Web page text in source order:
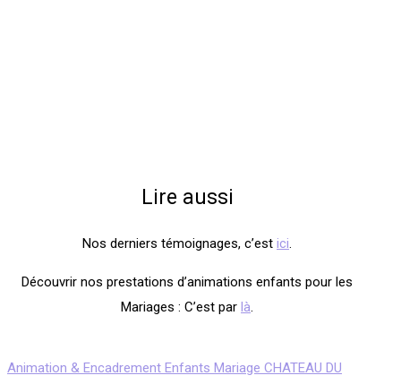
Lire aussi
Nos derniers témoignages, c’est ici.
Découvrir nos prestations d’animations enfants pour les
Mariages : C’est par là.
Animation & Encadrement Enfants Mariage CHATEAU DU